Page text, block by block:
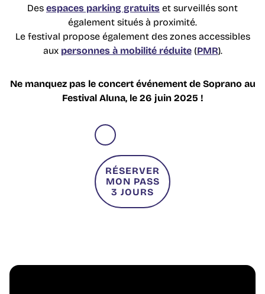
Des espaces parking gratuits et surveillés sont
également situés à proximité.
Le festival propose également des zones accessibles
aux personnes à mobilité réduite(PMR).
Ne manquez pas le concert événement de Soprano au
Festival Aluna, le 26 juin 2025 !
RÉSERVER
MON PASS
3 JOURS